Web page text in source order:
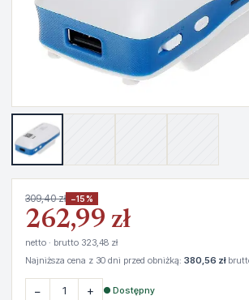
309,40 zł −15%
262,99 zł
netto · brutto 323,48 zł
Najniższa cena z 30 dni przed obniżką: 380,56 zł
− + ● Dostępny